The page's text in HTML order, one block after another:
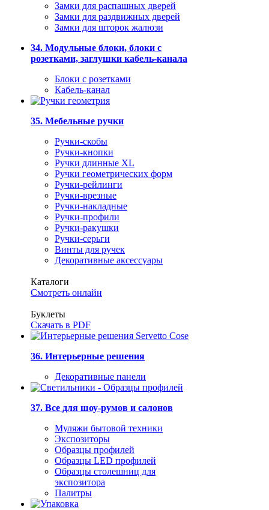
Замки для распашных дверей
Замки для раздвижных дверей
Замки для шторок жалюзи
34. Модульные блоки, блоки с
розетками, заглушки кабель-канала
Блоки с розетками
Кабель-канал
35. Мебельные ручки
Ручки-скобы
Ручки-кнопки
Ручки длинные XL
Ручки геометрических форм
Ручки-рейлинги
Ручки-врезные
Ручки-накладные
Ручки-профили
Ручки-ракушки
Ручки-серьги
Винты для ручек
Декоративные аксессуары
Каталоги
Смотреть онлайн
Буклеты
Скачать в PDF
36. Интерьерные решения
Декоративные панели
37. Все для шоу-румов и салонов
Муляжи бытовой техники
Экспозиторы
Образцы профилей
Образцы LED профилей
Образцы столешниц для
экспозитора
Палитры